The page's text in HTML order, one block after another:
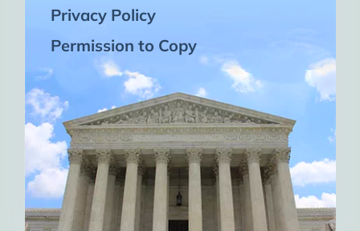
Privacy Policy
Permission to Copy